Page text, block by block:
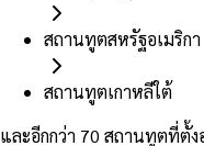
สถานทูตสหรัฐอเมริกา
สถานทูตเกาหลีใต้
และอีกกว่า 70 สถานทูตที่ตั้